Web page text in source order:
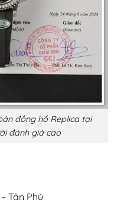
đồng hồ Replica tại
đánh giá cao
Tân Phú